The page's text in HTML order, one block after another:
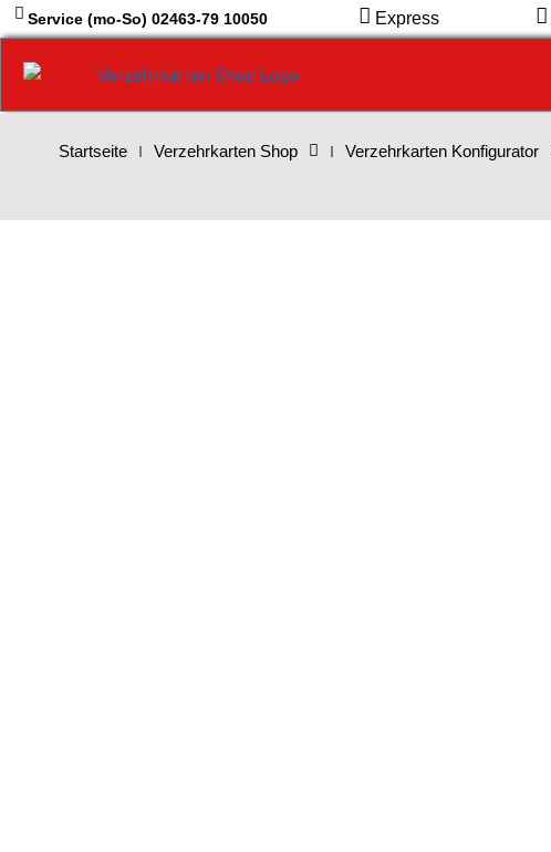
Zum
Inhalt
springen
Service (mo-So) 02463-79 10050 Express
Startseite Verzehrkarten Shop Verzehrkarten Konfigurator